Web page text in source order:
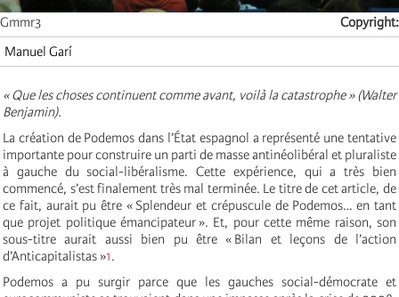
Copyright
Gmmr3
Manuel Garí
« Que les choses continuent comme avant, voilà la catastrophe » (Walter
Benjamin).
La création de Podemos dans l’État espagnol a représenté une tentative
importante pour construire un parti de masse antinéolibéral et pluraliste
à gauche du social-libéralisme. Cette expérience, qui a très bien
commencé, s’est finalement très mal terminée. Le titre de cet article, de
ce fait, aurait pu être « Splendeur et crépuscule de Podemos… en tant
que projet politique émancipateur ». Et, pour cette même raison, son
sous-titre aurait aussi bien pu être « Bilan et leçons de l’action
d’Anticapitalistas »1.
Podemos a pu surgir parce que les gauches social-démocrate et